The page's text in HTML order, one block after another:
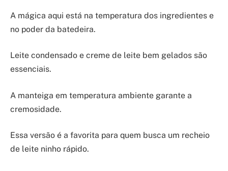
A mágica aqui está na temperatura dos ingredientes e
no poder da batedeira.
Leite condensado e creme de leite bem gelados são
essenciais.
A manteiga em temperatura ambiente garante a
cremosidade.
Essa versão é a favorita para quem busca um recheio
de leite ninho rápido.